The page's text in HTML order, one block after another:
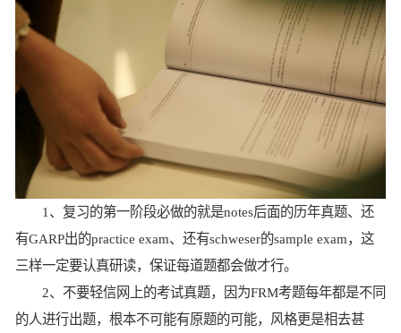
1、复习的第一阶段必做的就是notes后面的历年真题、还
有GARP出的practice exam、还有schweser的sample exam，这
三样一定要认真研读，保证每道题都会做才行。
2、不要轻信网上的考试真题，因为FRM考题每年都是不同
的人进行出题，根本不可能有原题的可能，风格更是相去甚